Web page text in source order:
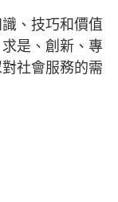
、技巧和價值
是、創新、專
社會服務的需